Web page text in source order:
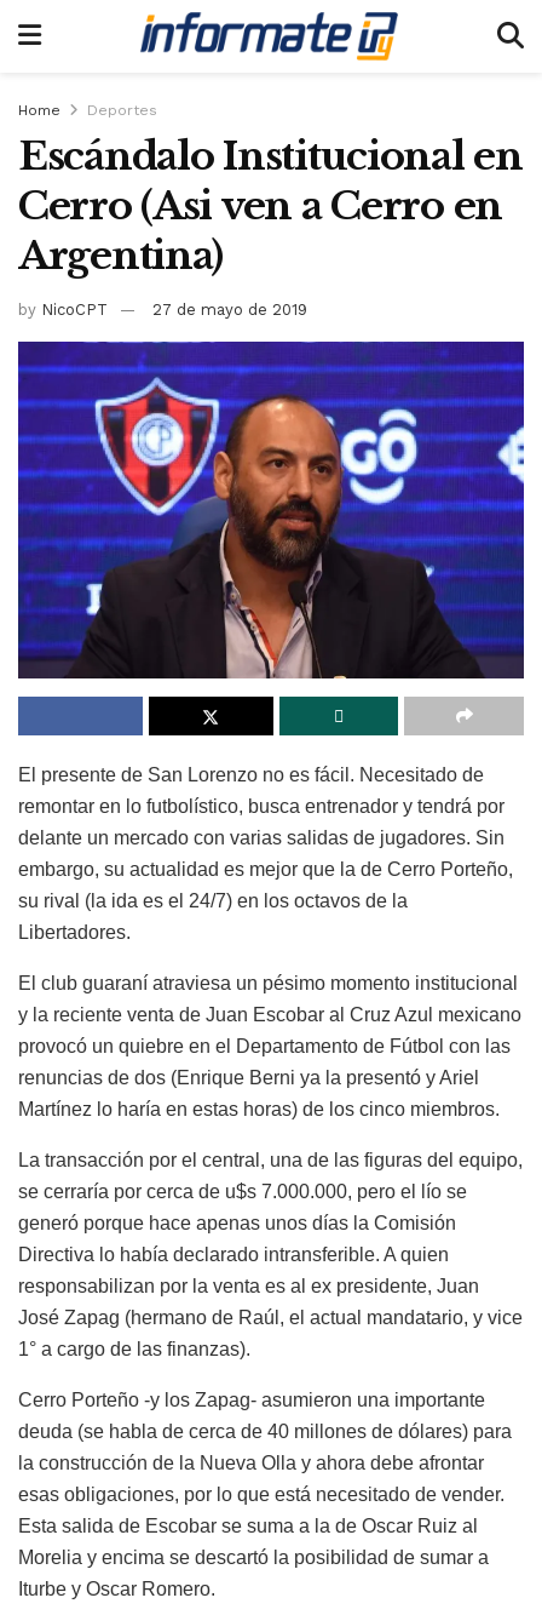
Home Deportes
Escándalo Institucional en
Cerro (Asi ven a Cerro en
Argentina)
by NicoCPT 27 de mayo de 2019
El presente de San Lorenzo no es fácil. Necesitado de
remontar en lo futbolístico, busca entrenador y tendrá por
delante un mercado con varias salidas de jugadores. Sin
embargo, su actualidad es mejor que la de Cerro Porteño,
su rival (la ida es el 24/7) en los octavos de la
Libertadores.
El club guaraní atraviesa un pésimo momento institucional
y la reciente venta de Juan Escobar al Cruz Azul mexicano
provocó un quiebre en el Departamento de Fútbol con las
renuncias de dos (Enrique Berni ya la presentó y Ariel
Martínez lo haría en estas horas) de los cinco miembros.
La transacción por el central, una de las figuras del equipo,
se cerraría por cerca de u$s 7.000.000, pero el lío se
generó porque hace apenas unos días la Comisión
Directiva lo había declarado intransferible. A quien
responsabilizan por la venta es al ex presidente, Juan
José Zapag (hermano de Raúl, el actual mandatario, y vice
1° a cargo de las finanzas).
Cerro Porteño -y los Zapag- asumieron una importante
deuda (se habla de cerca de 40 millones de dólares) para
la construcción de la Nueva Olla y ahora debe afrontar
esas obligaciones, por lo que está necesitado de vender.
Esta salida de Escobar se suma a la de Oscar Ruiz al
Morelia y encima se descartó la posibilidad de sumar a
Iturbe y Oscar Romero.